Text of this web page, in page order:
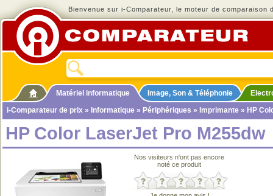
Bienvenue sur i-Comparateur, le moteur de comparaison
Matériel informatique Image, Son & Téléphonie
i-Comparateur de prix » Informatique » Périphériques » Imprimante » HP
HP Color LaserJet Pro M255dw
Nos visiteurs n'ont pas encore
noté ce produit